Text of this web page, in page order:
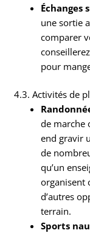
Échanges
une sortie
comparer
pour
4.3. Activités de
de marche
end gravir
de
qu’un
organisent
d’autres
terrain.
Sports